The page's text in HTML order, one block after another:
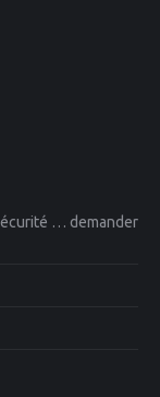
… demander